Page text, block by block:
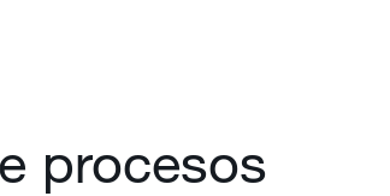
procesos